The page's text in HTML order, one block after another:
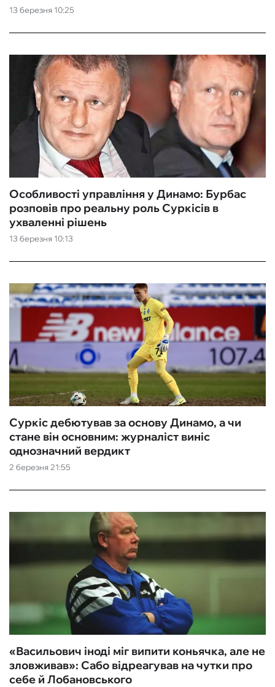
13 березня 10:25
13 березня 10:13
Особливості управління у Динамо: Бурбас
розповів про реальну роль Суркісів в
ухваленні рішень
2 березня 21:55
Суркіс дебютував за основу Динамо, а чи
стане він основним: журналіст виніс
однозначний вердикт
«Васильович іноді міг випити коньячка, але не
зловживав»: Сабо відреагував на чутки про
себе й Лобановського